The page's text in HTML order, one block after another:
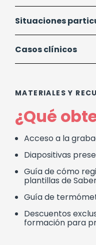
Situaciones
Casos clínicos
MATERIALES Y
¿Qué
Acceso a la
Diapositivas
Guía de cómo
plantillas de
Guía de
Descuentos
formación para